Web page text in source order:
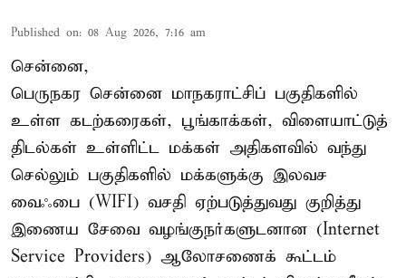
Published on: 08 Aug 2026, 7:16 am
சென்னை,
பெருநகர சென்னை மாநகராட்சிப் பகுதிகளில்
உள்ள கடற்கரைகள், பூங்காக்கள், விளையாட்டுத்
திடல்கள் உள்ளிட்ட மக்கள் அதிகளவில் வந்து
செல்லும் பகுதிகளில் மக்களுக்கு இலவச
வைஃபை (WIFI) வசதி ஏற்படுத்துவது குறித்து
இணைய சேவை வழங்குநர்களுடனான (Internet
Service Providers) ஆலோசணைக் கூட்டம்